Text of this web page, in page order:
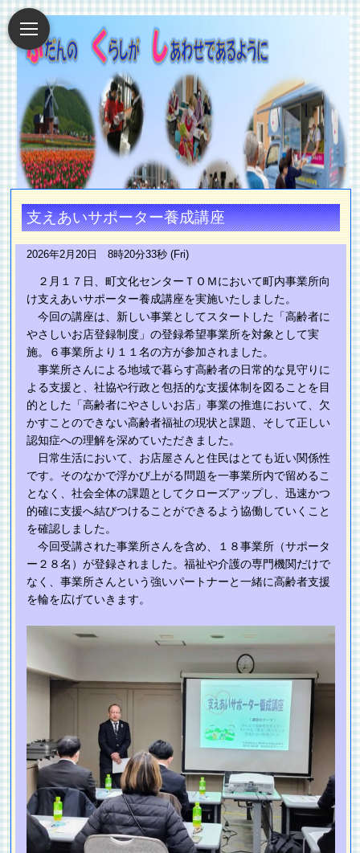
支えあいサポーター養成講座
2026年2月20日 8時20分33秒 (Fri)
２月１７日、町文化センターＴＯＭにおいて町内事業所向
け支えあいサポーター養成講座を実施いたしました。
今回の講座は、新しい事業としてスタートした「高齢者に
やさしいお店登録制度」の登録希望事業所を対象として実
施。６事業所より１１名の方が参加されました。
事業所さんによる地域で暮らす高齢者の日常的な見守りに
よる支援と、社協や行政と包括的な支援体制を図ることを目
的とした「高齢者にやさしいお店」事業の推進において、欠
かすことのできない高齢者福祉の現状と課題、そして正しい
認知症への理解を深めていただきました。
日常生活において、お店屋さんと住民はとても近い関係性
です。そのなかで浮かび上がる問題を一事業所内で留めるこ
となく、社会全体の課題としてクローズアップし、迅速かつ
的確に支援へ結びつけることができるよう協働していくこと
を確認しました。
今回受講された事業所さんを含め、１８事業所（サポータ
ー２８名）が登録されました。福祉や介護の専門機関だけで
なく、事業所さんという強いパートナーと一緒に高齢者支援
を輪を広げていきます。